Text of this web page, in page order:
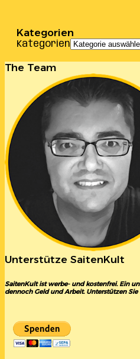
Kategorien
Kategorien
The Team
Unterstütze SaitenKult
SaitenKult ist werbe- und kostenfrei. Ein
dennoch Geld und Arbeit. Unterstützen Sie